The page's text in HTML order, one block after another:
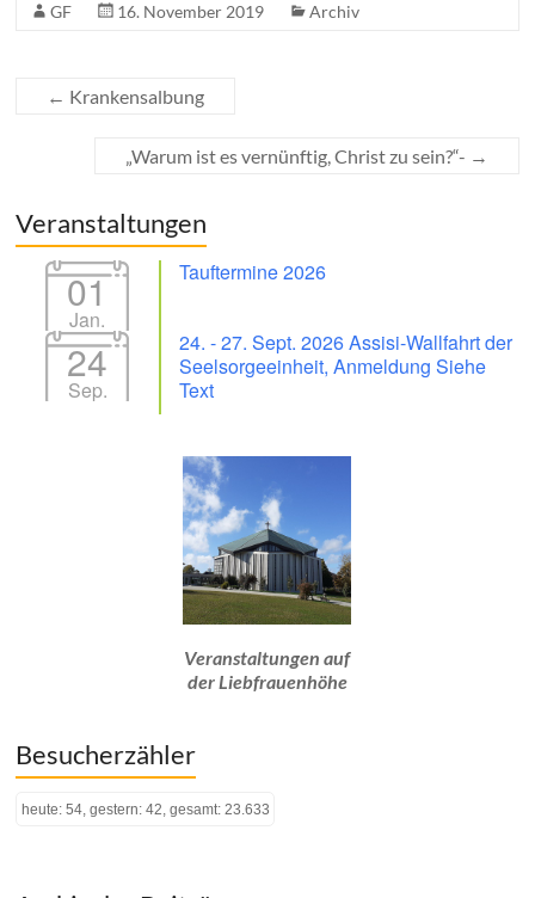
GF 16. November 2019 Archiv
← Krankensalbung
„Warum ist es vernünftig, Christ zu sein?“- →
Veranstaltungen
01
Jan.
Tauftermine 2026
24
Sep.
24. - 27. Sept. 2026 Assisi-Wallfahrt der
Seelsorgeeinheit, Anmeldung Siehe
Text
Veranstaltungen auf
der Liebfrauenhöhe
Besucherzähler
heute: 54, gestern: 42, gesamt: 23.633